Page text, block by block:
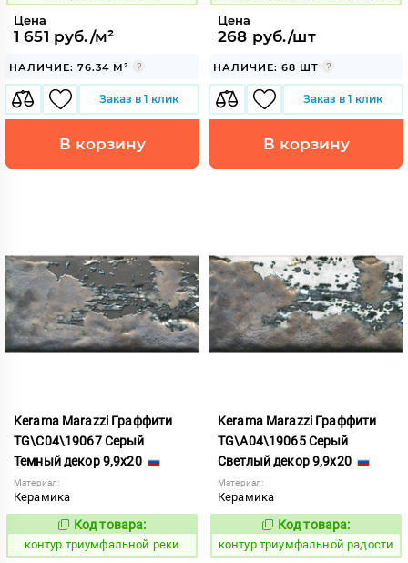
Цена
1 651 руб./м²
НАЛИЧИЕ: 76.34 М²
Заказ в 1 клик
В корзину
Цена
268 руб./шт
НАЛИЧИЕ: 68 ШТ
Заказ в 1 клик
В корзину
Kerama Marazzi Граффити
TG\C04\19067 Серый
Темный декор 9,9x20
Материал:
Керамика
763079
Код товара:
контур триумфальной реки
Kerama Marazzi Граффити
TG\A04\19065 Серый
Светлый декор 9,9x20
Материал:
Керамика
763077
Код товара:
контур триумфальной радости